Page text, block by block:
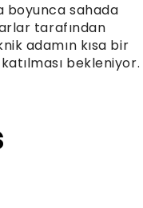
boyunca sahada
tarafından
adamın kısa bir
bekleniyor.